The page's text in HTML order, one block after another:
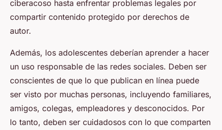
ciberacoso hasta enfrentar problemas legales por
compartir contenido protegido por derechos de
autor.
Además, los adolescentes deberían aprender a hacer
un uso responsable de las redes sociales. Deben ser
conscientes de que lo que publican en línea puede
ser visto por muchas personas, incluyendo familiares,
amigos, colegas, empleadores y desconocidos. Por
lo tanto, deben ser cuidadosos con lo que comparten